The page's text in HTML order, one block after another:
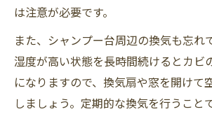
は注意が必要です。
また、シャンプー台周辺の換気も忘れ
湿度が高い状態を長時間続けるとカビ
になりますので、換気扇や窓を開けて
しましょう。定期的な換気を行うこと